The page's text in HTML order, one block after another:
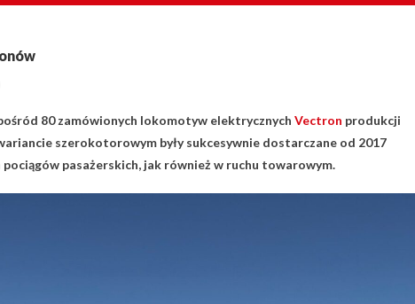
80 zamówionych lokomotyw elektrycznych Vectron produkcji
szerokotorowym były sukcesywnie dostarczane od 2017
pasażerskich, jak również w ruchu towarowym.